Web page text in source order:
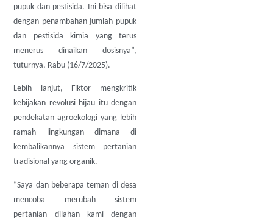
pupuk dan pestisida. Ini bisa dilihat
dengan penambahan jumlah pupuk
dan pestisida kimia yang terus
menerus dinaikan dosisnya”,
tuturnya, Rabu (16/7/2025).
Lebih lanjut, Fiktor mengkritik
kebijakan revolusi hijau itu dengan
pendekatan agroekologi yang lebih
ramah lingkungan dimana di
kembalikannya sistem pertanian
tradisional yang organik.
“Saya dan beberapa teman di desa
mencoba merubah sistem
pertanian dilahan kami dengan